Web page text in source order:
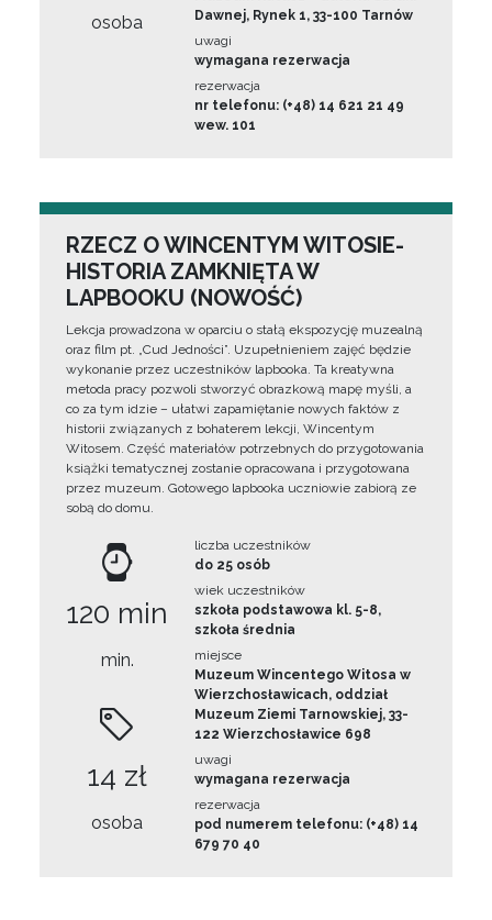
osoba
Dawnej, Rynek 1, 33-100 Tarnów
uwagi
wymagana rezerwacja
rezerwacja
nr telefonu: (+48) 14 621 21 49
wew. 101
RZECZ O WINCENTYM WITOSIE-
HISTORIA ZAMKNIĘTA W
LAPBOOKU (NOWOŚĆ)
Lekcja prowadzona w oparciu o stałą ekspozycję muzealną
oraz film pt. „Cud Jedności”. Uzupełnieniem zajęć będzie
wykonanie przez uczestników lapbooka. Ta kreatywna
metoda pracy pozwoli stworzyć obrazkową mapę myśli, a
co za tym idzie – ułatwi zapamiętanie nowych faktów z
historii związanych z bohaterem lekcji, Wincentym
Witosem. Część materiałów potrzebnych do przygotowania
książki tematycznej zostanie opracowana i przygotowana
przez muzeum. Gotowego lapbooka uczniowie zabiorą ze
sobą do domu.
120 min
min.
14 zł
osoba
liczba uczestników
do 25 osób
wiek uczestników
szkoła podstawowa kl. 5-8,
szkoła średnia
miejsce
Muzeum Wincentego Witosa w
Wierzchosławicach, oddział
Muzeum Ziemi Tarnowskiej, 33-
122 Wierzchosławice 698
uwagi
wymagana rezerwacja
rezerwacja
pod numerem telefonu: (+48) 14
679 70 40